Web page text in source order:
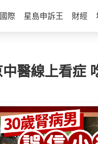
國際 星島申訴王 財經
醫線上看症